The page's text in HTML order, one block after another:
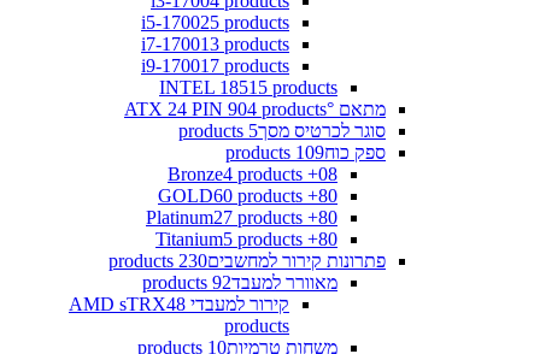
i5-170025 products
i7-170013 products
i9-170017 products
INTEL 1851 5 products
מתאם °ATX 24 PIN 904 products
סוגר לכרטיס מסך5 products
ספק כוח109 products
08+ Bronze
4 products
80+ GOLD
60 products
80+ Platinum
27 products
80+ Titanium
5 products
פתרונות קירור למחשבים230 products
מאוורר למעבד92 products
קירור למעבדי AMD sTRX4 8
products
משחות טרמיות10 products